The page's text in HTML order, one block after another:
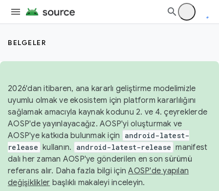
BELGELER
2026'dan itibaren, ana kararlı geliştirme modelimizle
uyumlu olmak ve ekosistem için platform kararlılığını
sağlamak amacıyla kaynak kodunu 2. ve 4. çeyreklerde
AOSP'de yayınlayacağız. AOSP'yi oluşturmak ve
AOSP'ye katkıda bulunmak için
android-latest-
release kullanın. android-latest-release manifest
dalı her zaman AOSP'ye gönderilen en son sürümü
referans alır. Daha fazla bilgi içinAOSP'de yapılan
değişiklikler başlıklı makaleyi inceleyin.